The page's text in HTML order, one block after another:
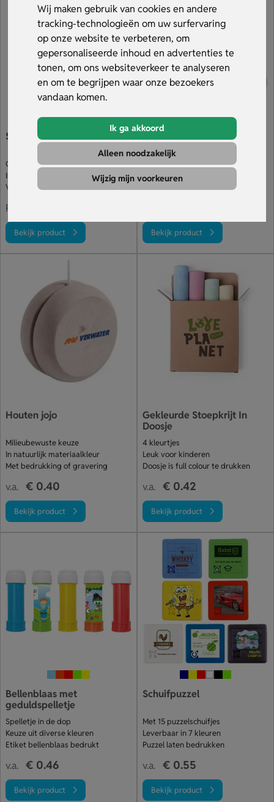
Wij maken gebruik van cookies en andere
tracking-technologieën om uw surfervaring
op onze website te verbeteren, om
gepersonaliseerde inhoud en advertenties te
tonen, om ons websiteverkeer te analyseren
en om te begrijpen waar onze bezoekers
vandaan komen.
Ik ga akkoord
Alleen noodzakelijk
Wijzig mijn voorkeuren
scholen of kinderen als doelgroep hebben. Bekijk ons
assortiment en bestel snel jouw bedrukte speelgoed bij
Sleutelhangers.nl
Stressballen in eigen vorm
Custom-made stressballen
In eigen vorm & afmetingen
Volledig naar wens bedrukt
Prijs op aanvraag
Bekijk product
Veel stuks voor je budget
Leverbaar in rood
Jojo's bedrukken (ook full colour)
Bekijk product
Houten jojo
Milieubewuste keuze
In natuurlijk materiaalkleur
Met bedrukking of gravering
v.a. € 0.40
Bekijk product
Gekleurde Stoepkrijt In
Doosje
4 kleurtjes
Leuk voor kinderen
Doosje is full colour te drukken
v.a. € 0.42
Bekijk product
Bellenblaas met
geduldspelletje
Spelletje in de dop
Keuze uit diverse kleuren
Etiket bellenblaas bedrukt
v.a. € 0.46
Bekijk product
Schuifpuzzel
Met 15 puzzelschuifjes
Leverbaar in 7 kleuren
Puzzel laten bedrukken
v.a. € 0.55
Bekijk product